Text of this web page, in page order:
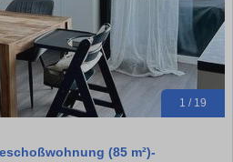
1 / 19
(85 m²)-